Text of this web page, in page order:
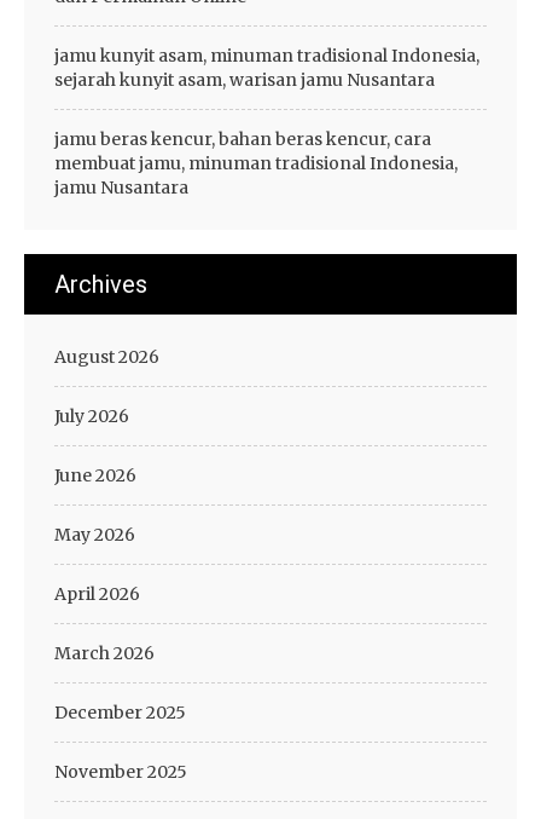
jamu kunyit asam, minuman tradisional Indonesia,
sejarah kunyit asam, warisan jamu Nusantara
jamu beras kencur, bahan beras kencur, cara
membuat jamu, minuman tradisional Indonesia,
jamu Nusantara
Archives
August 2026
July 2026
June 2026
May 2026
April 2026
March 2026
December 2025
November 2025